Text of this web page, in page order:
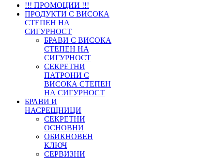
!!! ПРОМОЦИИ !!!
ПРОДУКТИ С ВИСОКА
СТЕПЕН НА
СИГУРНОСТ
БРАВИ С ВИСОКА
СТЕПЕН НА
СИГУРНОСТ
СЕКРЕТНИ
ПАТРОНИ С
ВИСОКА СТЕПЕН
НА СИГУРНОСТ
БРАВИ И
НАСРЕЩНИЦИ
СЕКРЕТНИ
ОСНОВНИ
ОБИКНОВЕН
КЛЮЧ
СЕРВИЗНИ